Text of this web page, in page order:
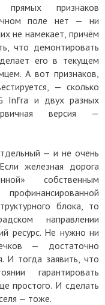
прямых признаков
поле нет — ни
не намекает, причём
что демонтировать
его в текущем
А вот признаков,
— сколько
Infra и двух разных
версия —
— и не очень
железная дорога
собственным
блока, то
направлении
ресурс. Не нужно ни
— достаточно
И тогда заявить, что
гарантировать
простого. И сделать
— тоже.